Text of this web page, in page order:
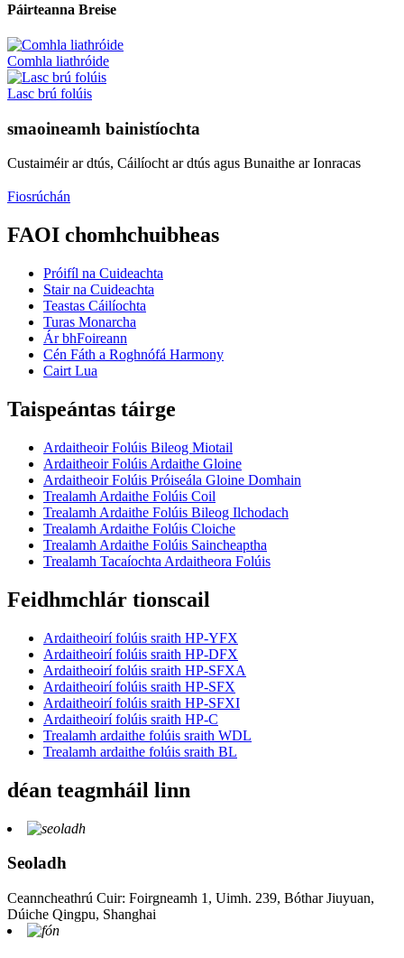
Páirteanna Breise
Comhla liathróide
Lasc brú folúis
smaoineamh bainistíochta
Custaiméir ar dtús, Cáilíocht ar dtús agus Bunaithe ar Ionracas
Fiosrúchán
FAOI chomhchuibheas
Próifíl na Cuideachta
Stair na Cuideachta
Teastas Cáilíochta
Turas Monarcha
Ár bhFoireann
Cén Fáth a Roghnófá Harmony
Cairt Lua
Taispeántas táirge
Ardaitheoir Folúis Bileog Miotail
Ardaitheoir Folúis Ardaithe Gloine
Ardaitheoir Folúis Próiseála Gloine Domhain
Trealamh Ardaithe Folúis Coil
Trealamh Ardaithe Folúis Bileog Ilchodach
Trealamh Ardaithe Folúis Cloiche
Trealamh Ardaithe Folúis Saincheaptha
Trealamh Tacaíochta Ardaitheora Folúis
Feidhmchlár tionscail
Ardaitheoirí folúis sraith HP-YFX
Ardaitheoirí folúis sraith HP-DFX
Ardaitheoirí folúis sraith HP-SFXA
Ardaitheoirí folúis sraith HP-SFX
Ardaitheoirí folúis sraith HP-SFXI
Ardaitheoirí folúis sraith HP-C
Trealamh ardaithe folúis sraith WDL
Trealamh ardaithe folúis sraith BL
déan teagmháil linn
Seoladh
Ceanncheathrú Cuir: Foirgneamh 1, Uimh. 239, Bóthar Jiuyuan,
Dúiche Qingpu, Shanghai